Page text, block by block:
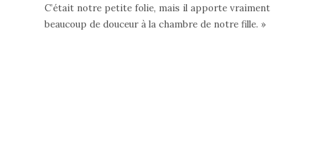
C’était notre petite folie, mais il apporte vraiment
beaucoup de douceur à la chambre de notre fille. »